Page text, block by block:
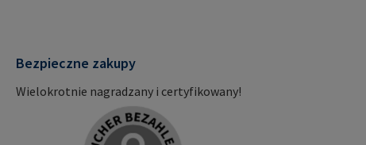
Bezpieczne zakupy
Wielokrotnie nagradzany i certyfikowany!